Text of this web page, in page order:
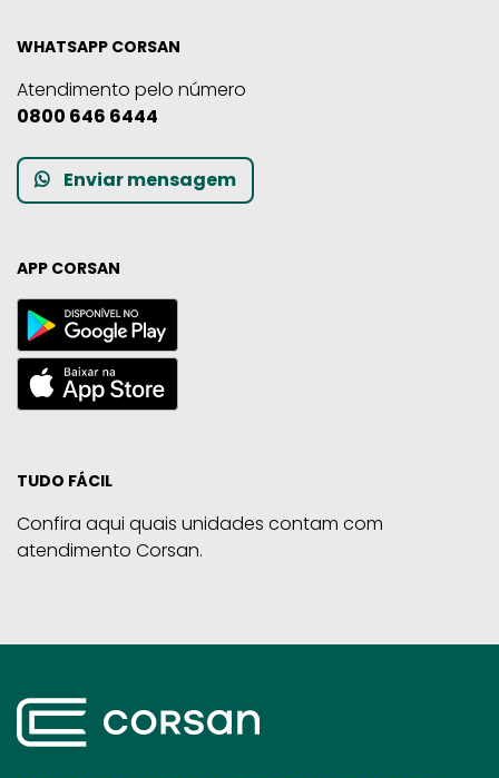
WHATSAPP CORSAN
Atendimento pelo número
0800 646 6444
Enviar mensagem
APP CORSAN
TUDO FÁCIL
Confira aqui quais unidades contam com
atendimento Corsan.